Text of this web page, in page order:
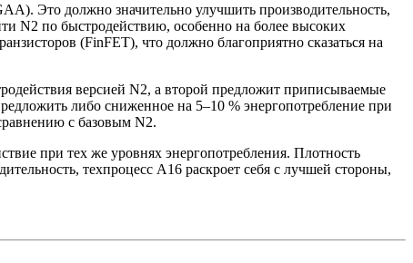
Это должно значительно улучшить производительность,
N2 по быстродействию, особенно на более высоких
(FinFET), что должно благоприятно сказаться на
версией N2, а второй предложит приписываемые
либо сниженное на 5–10 % энергопотребление при
с базовым N2.
при тех же уровнях энергопотребления. Плотность
техпроцесс A16 раскроет себя с лучшей стороны,